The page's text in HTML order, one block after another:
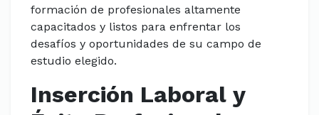
formación de profesionales altamente
capacitados y listos para enfrentar los
desafíos y oportunidades de su campo de
estudio elegido.
Inserción Laboral y